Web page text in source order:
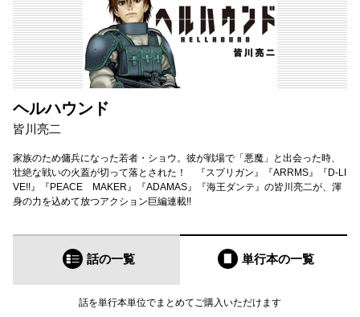
ヘルハウンド
皆川亮二
家族のため傭兵になった若者・ショウ。彼が戦場で「悪魔」と出会った時、
壮絶な戦いの火蓋が切って落とされた！ 『スプリガン』『ARRMS』『D-LI
VE!!』『PEACE MAKER』『ADAMAS』『海王ダンテ』の皆川亮二が、渾
身の力を込めて放つアクション巨編連載!!
話の一覧 単行本の一覧
話を単行本単位でまとめてご購入いただけます